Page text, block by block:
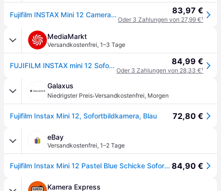
Fujifilm INSTAX Mini 12 Camera - Pastel Blue 83,97 €
Oder 3 Zahlungen von 27,99 €¹
MediaMarkt
Versandkostenfrei, 1–3 Tage
FUJIFILM INSTAX mini 12 Sofortbildkamera, Pastel Blue 84,99 €
Oder 3 Zahlungen von 28,33 €¹
Galaxus
Niedrigster Preis·Versandkostenfrei, Morgen
Fujifilm Instax Mini 12, Sofortbildkamera, Blau 72,80 €
eBay
Versandkostenfrei, 1–2 Tage
Fujifilm Instax Mini 12 Pastel Blue Schicke Sofortbildkamera, Einfache Bedienung 84,90 €
Kamera Express